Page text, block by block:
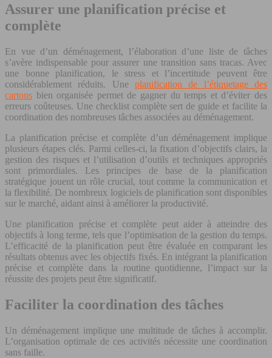
Assurer une planification précise et
complète
En vue d’un déménagement, l’élaboration d’une liste de tâches
s’avère indispensable pour assurer une transition sans tracas. Avec
une bonne planification, le stress et l’incertitude peuvent être
considérablement réduits. Une planification de l’étiquetage des
cartons bien organisée permet de gagner du temps et d’éviter des
erreurs coûteuses. Une checklist complète sert de guide et facilite la
coordination des nombreuses tâches associées au déménagement.
La planification précise et complète d’un déménagement implique
plusieurs étapes clés. Parmi celles-ci, la fixation d’objectifs clairs, la
gestion des risques et l’utilisation d’outils et techniques appropriés
sont primordiales. Les principes de base de la planification
stratégique jouent un rôle crucial, tout comme la communication et
la flexibilité. De nombreux logiciels de planification sont disponibles
sur le marché, aidant ainsi à améliorer la productivité.
Une planification précise et complète peut aider à atteindre des
objectifs à long terme, tels que l’optimisation de la gestion du temps.
L’efficacité de la planification peut être évaluée en comparant les
résultats obtenus avec les objectifs fixés. En intégrant la planification
précise et complète dans la routine quotidienne, l’impact sur la
réussite des projets peut être significatif.
Faciliter la coordination des tâches
Un déménagement implique une multitude de tâches à accomplir.
L’organisation optimale de ces activités nécessite une coordination
sans faille.